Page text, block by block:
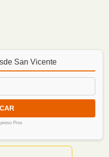
San Vicente
Prox